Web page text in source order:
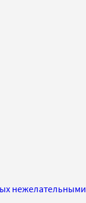
нежелательными